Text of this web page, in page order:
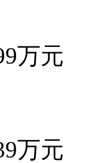
万元
万元